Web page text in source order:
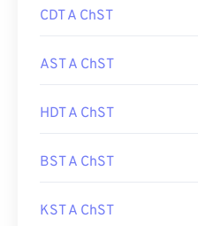
CDT A ChST
AST A ChST
HDT A ChST
BST A ChST
KST A ChST